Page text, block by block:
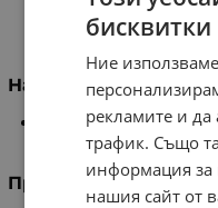
нервната
Начин на употреба
По 2 капсули
количество вода.
Предупреждения
бисквитки
Ние
рекламите и
трафик. Също
информация за
нашия сайт от